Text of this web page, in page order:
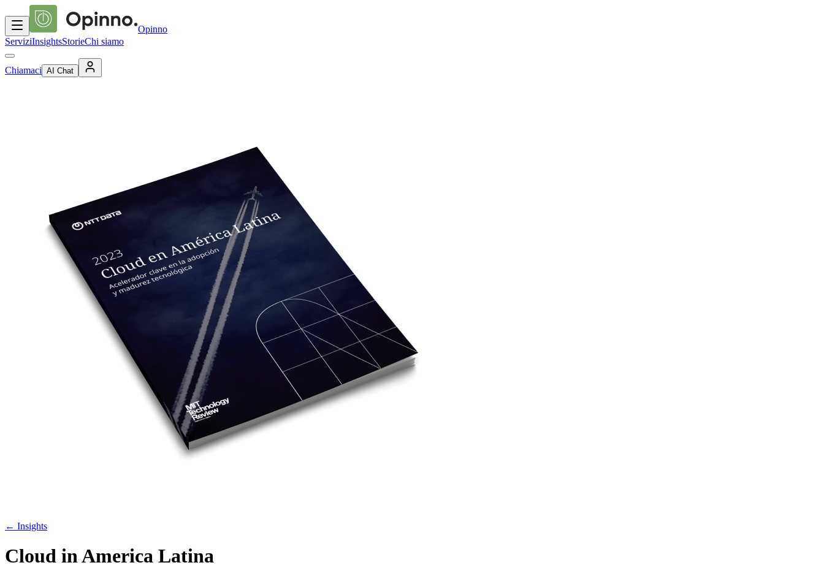
Opinno
ServiziInsightsStorieChi siamo
Chiamaci AI Chat
← Insights
Cloud in America Latina